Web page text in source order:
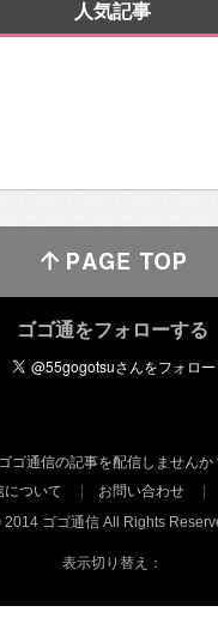
人気記事
ゴゴ通をフォローする
ゴゴ通信の記事を配信しませんか
について
お問い合わせ
2014 ゴゴ通信 All Rights
表示切り替え：